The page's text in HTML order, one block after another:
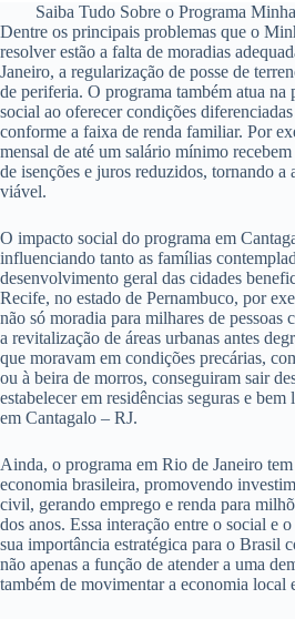
Saiba Tudo Sobre o Programa
Dentre os principais problemas que o
resolver estão a falta de moradias
Janeiro, a regularização de posse de
de periferia. O programa também atua na
social ao oferecer condições
conforme a faixa de renda familiar. Por
mensal de até um salário mínimo
de isenções e juros reduzidos, tornando
viável.
O impacto social do programa em
influenciando tanto as famílias
desenvolvimento geral das cidades
Recife, no estado de Pernambuco, por
não só moradia para milhares de pessoas
a revitalização de áreas urbanas antes
que moravam em condições precárias,
ou à beira de morros, conseguiram sair
estabelecer em residências seguras e
em Cantagalo – RJ.
Ainda, o programa em Rio de Janeiro
economia brasileira, promovendo
civil, gerando emprego e renda para
dos anos. Essa interação entre o social e
sua importância estratégica para o Brasil
não apenas a função de atender a uma
também de movimentar a economia local